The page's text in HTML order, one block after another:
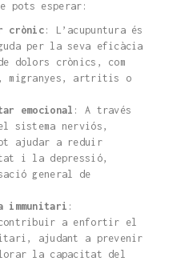
pots esperar:
crònic : L’acupuntura és
per la seva eficàcia
dolors crònics, com
migranyes, artritis o
emocional : A través
sistema nerviós,
ajudar a reduir
i la depressió,
general de
immunitari :
contribuir a enfortir el
ajudant a prevenir
la capacitat del